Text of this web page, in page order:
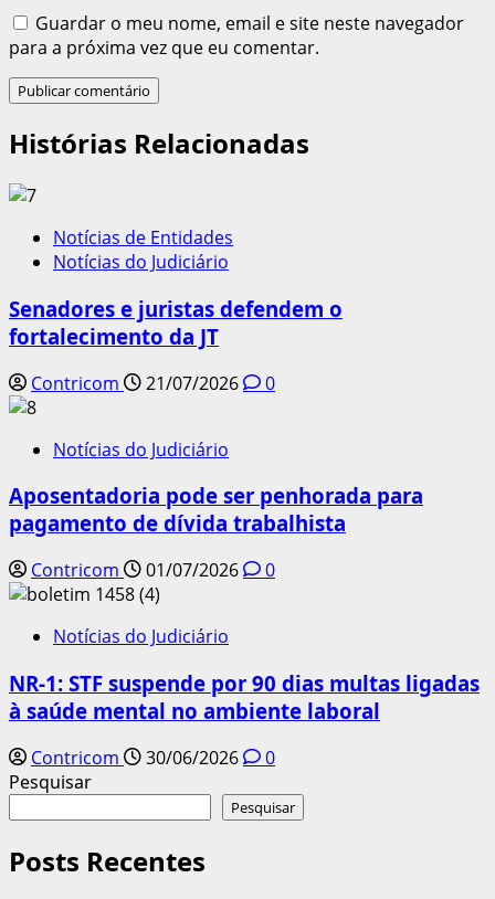
Guardar o meu nome, email e site neste navegador
para a próxima vez que eu comentar.
Histórias Relacionadas
Notícias de Entidades
Notícias do Judiciário
Senadores e juristas defendem o
fortalecimento da JT
Contricom 21/07/2026 0
Notícias do Judiciário
Aposentadoria pode ser penhorada para
pagamento de dívida trabalhista
Contricom 01/07/2026 0
Notícias do Judiciário
NR-1: STF suspende por 90 dias multas ligadas
à saúde mental no ambiente laboral
Contricom 30/06/2026
0
Pesquisar
Pesquisar
Posts Recentes